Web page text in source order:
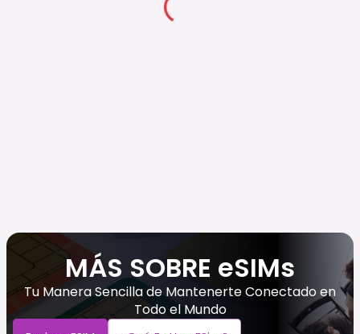
MÁS SOBRE eSIMs
Tu Manera Sencilla de Mantenerte Conectado en
Todo el Mundo